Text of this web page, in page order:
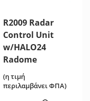
R2009 Radar
Control Unit
w/HALO24
Radome
(η τιμή
περιλαμβάνει ΦΠΑ)